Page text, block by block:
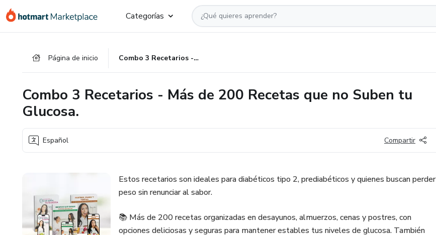
Categorías
Página de inicio Combo 3 Recetarios - Más de 200 Recetas que no Suben tu Glucosa.
Combo 3 Recetarios - Más de 200 Recetas que no Suben tu
Glucosa.
Español Compartir
Estos recetarios son ideales para diabéticos tipo 2, prediabéticos y quienes buscan perder
peso sin renunciar al sabor.
📚 Más de 200 recetas organizadas en desayunos, almuerzos, cenas y postres, con
opciones deliciosas y seguras para mantener estables tus niveles de glucosa. También